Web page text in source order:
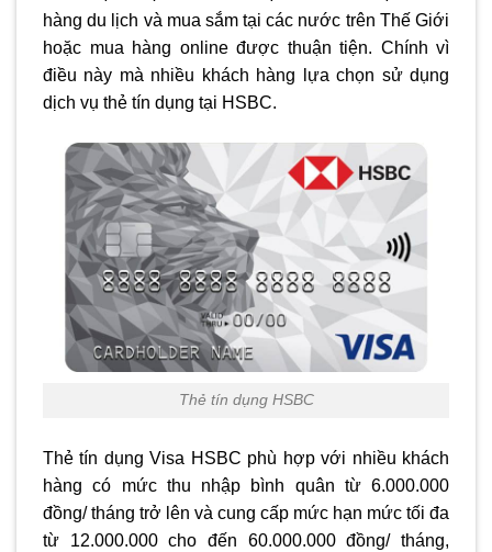
hàng du lịch và mua sắm tại các nước trên Thế Giới
hoặc mua hàng online được thuận tiện. Chính vì
điều này mà nhiều khách hàng lựa chọn sử dụng
dịch vụ thẻ tín dụng tại HSBC.
Thẻ tín dụng HSBC
Thẻ tín dụng Visa HSBC phù hợp với nhiều khách
hàng có mức thu nhập bình quân từ 6.000.000
đồng/ tháng trở lên và cung cấp mức hạn mức tối đa
từ 12.000.000 cho đến 60.000.000 đồng/ tháng,